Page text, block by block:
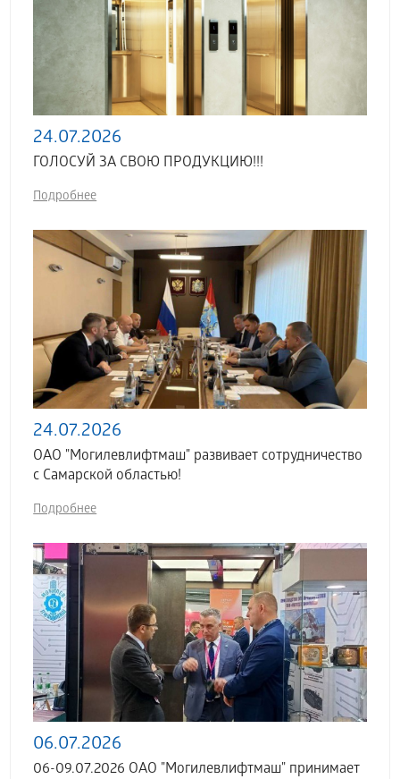
24.07.2026
ГОЛОСУЙ ЗА СВОЮ ПРОДУКЦИЮ!!!
Подробнее
24.07.2026
ОАО "Могилевлифтмаш" развивает сотрудничество
с Самарской областью!
Подробнее
06.07.2026
06-09.07.2026 ОАО "Могилевлифтмаш" принимает